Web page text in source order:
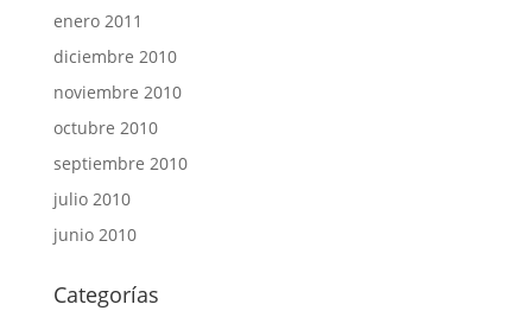
enero 2011
diciembre 2010
noviembre 2010
octubre 2010
septiembre 2010
julio 2010
junio 2010
Categorías